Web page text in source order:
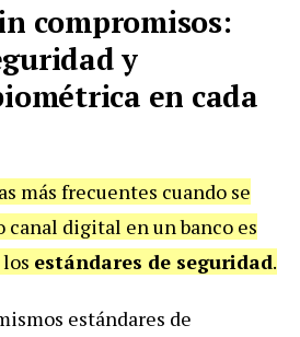
compromisos:
y
en cada
más frecuentes cuando se
digital en un banco es
estándares de seguridad.
estándares de